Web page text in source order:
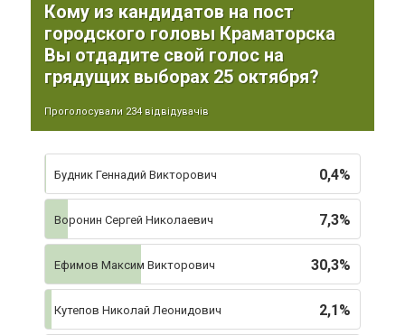
Кому из кандидатов на пост
городского головы Краматорска
Вы отдадите свой голос на
грядущих выборах 25 октября?
Проголосували 234 відвідувачів
0,4%
Будник Геннадий Викторович
7,3%
Воронин Сергей Николаевич
30,3%
Ефимов Максим Викторович
2,1%
Кутепов Николай Леонидович